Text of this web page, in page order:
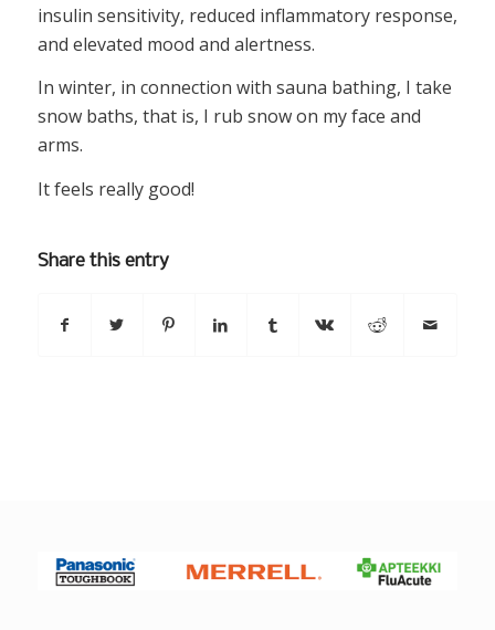
insulin sensitivity, reduced inflammatory response,
and elevated mood and alertness.
In winter, in connection with sauna bathing, I take
snow baths, that is, I rub snow on my face and
arms.
It feels really good!
Share this entry